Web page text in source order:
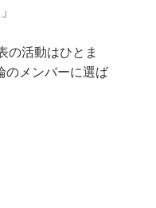
の活動はひとま
のメンバーに選ば